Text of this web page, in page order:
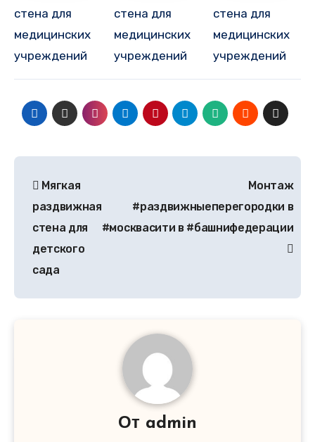
стена для
медицинских
учреждений
стена для
медицинских
учреждений
стена для
медицинских
учреждений
Мягкая
раздвижная
стена для
детского
сада
Монтаж
#раздвижныеперегородки в
#москвасити в #башнифедерации
От admin